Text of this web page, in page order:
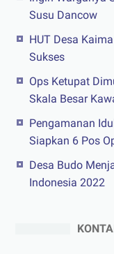
Susu Dancow
HUT Desa
Sukses
Ops Ketupat
Skala Besar
Pengamanan
Siapkan 6 Pos
Desa Budo
Indonesia 2022